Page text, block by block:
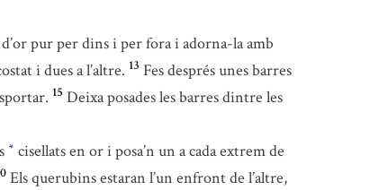
pur per dins i per fora i adorna-la amb
i dues a l’altre. 13 Fes després unes barres
15 Deixa posades les barres dintre les
* cisellats en or i posa’n un a cada extrem de
Els querubins estaran l’un enfront de l’altre,